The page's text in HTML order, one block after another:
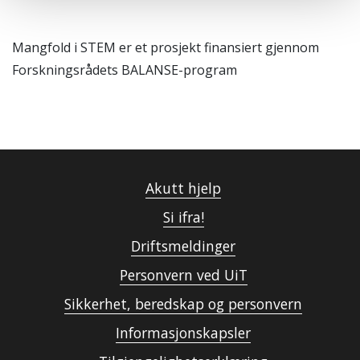
Mangfold i STEM er et prosjekt finansiert gjennom
Forskningsrådets BALANSE-program
Akutt hjelp
Si ifra!
Driftsmeldinger
Personvern ved UiT
Sikkerhet, beredskap og personvern
Informasjonskapsler